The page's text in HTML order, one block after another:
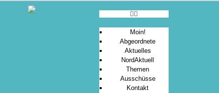
Moin!
Abgeordnete
Aktuelles
NordAktuell
Themen
Ausschüsse
Kontakt
ABGEORDNETE